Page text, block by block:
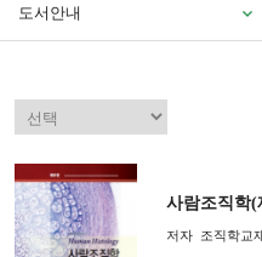
도서안내
사람조직학(
저자 조직학교